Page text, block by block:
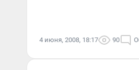
4 июня, 2008, 18:17 90